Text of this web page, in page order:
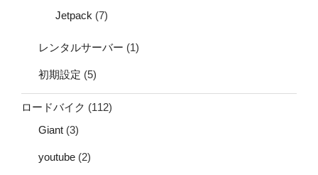
Jetpack (7)
レンタルサーバー (1)
初期設定 (5)
ロードバイク (112)
Giant (3)
youtube (2)